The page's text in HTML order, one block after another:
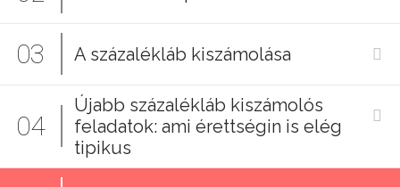
03 A százalékláb kiszámolása
04
Újabb százalékláb kiszámolós
feladatok: ami érettségin is elég
tipikus